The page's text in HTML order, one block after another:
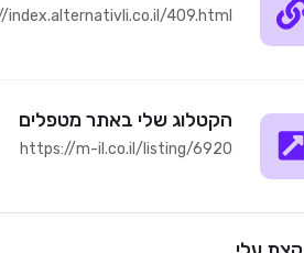
index.alternativli.co.il/409.html
הקטלוג שלי באתר מטפלים
https://m-il.co.il/listing/6920